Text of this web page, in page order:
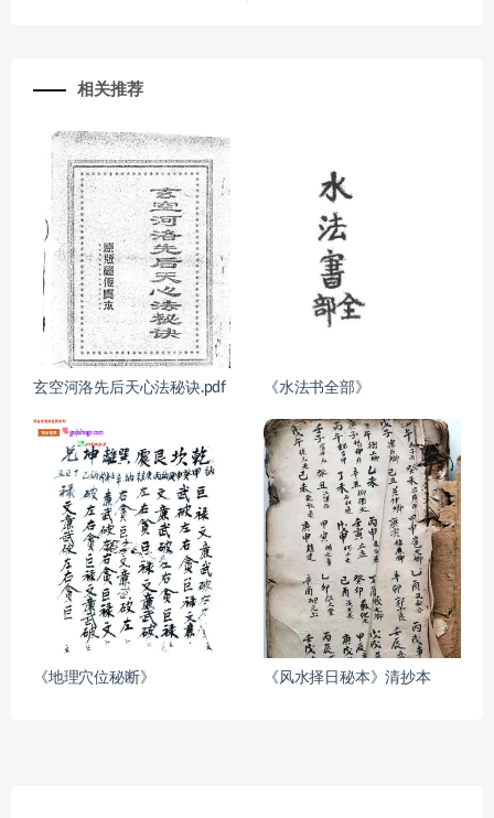
相关推荐
玄空河洛先后天心法秘诀.pdf 《水法书全部》
《地理穴位秘断》 《风水择日秘本》清抄本